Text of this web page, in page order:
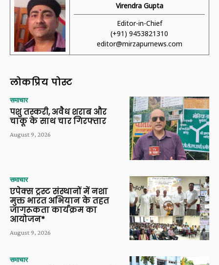
Virendra Gupta
Editor-in-Chief
(+91) 9453821310
editor@mirzapurnews.com
लोकप्रिय पोस्ट
समाचार
पशु तस्करी, अवैध शराब और
चाकू के साथ चार गिरफ्तार
August 9, 2026
समाचार
एपेक्स ट्रस्ट संस्थानों में नशा
मुक्त भारत अभियान के तहत
जागरूकता कार्यक्रम का
आयोजन*
August 9, 2026
समाचार